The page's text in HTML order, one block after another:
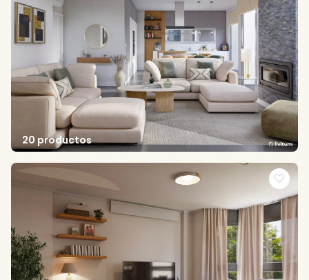
20 productos